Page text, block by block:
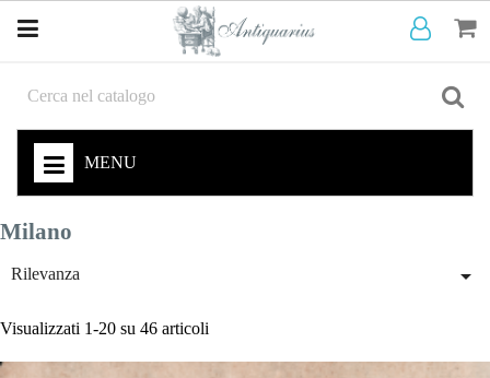
MENU
Milano
Rilevanza 
Visualizzati 1-20 su 46 articoli